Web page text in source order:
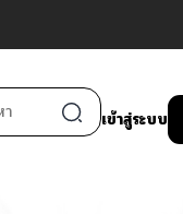
เข้าสู่ระบบ